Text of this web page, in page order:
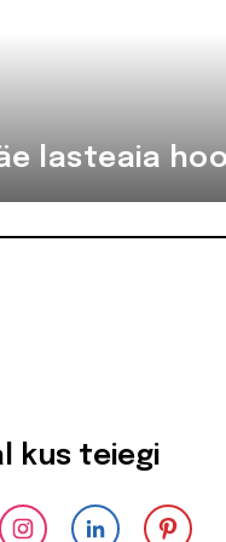
lasteaia
kus teiegi